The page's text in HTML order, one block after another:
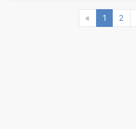
« Previous
1 2